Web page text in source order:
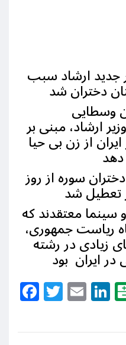
جدید ارشاد سبب
دختران شد
وسطایی
ارشاد، مبنی بر
از زن بی حیا
سوره از روز
سینما معتقدند که
ریاست جمهوری،
زیادی در رشته
Facebook
Twitter